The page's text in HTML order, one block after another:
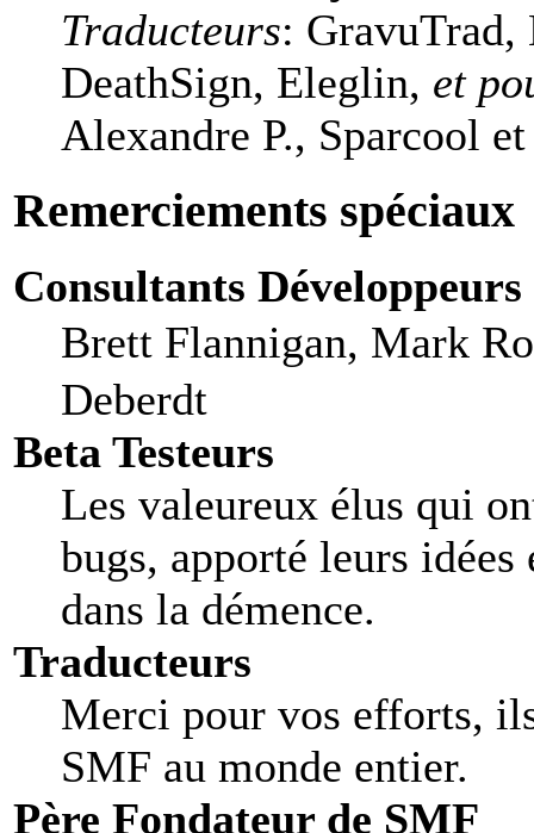
Traducteurs: GravuTrad,
DeathSign, Eleglin, et
Alexandre P., Sparcool
Remerciements spéciaux
Consultants Développeurs
Brett Flannigan, Mark
Deberdt
Beta Testeurs
Les valeureux élus qui
bugs, apporté leurs
dans la démence.
Traducteurs
Merci pour vos efforts,
SMF au monde entier.
Père Fondateur de SMF